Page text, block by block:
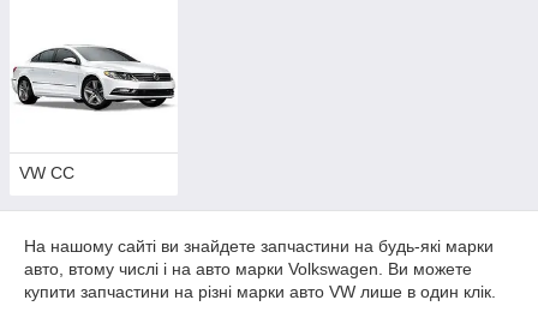
VW CC
На нашому сайті ви знайдете запчастини на будь-які марки
авто, втому числі і на авто марки Volkswagen. Ви можете
купити запчастини на різні марки авто VW лише в один клік.